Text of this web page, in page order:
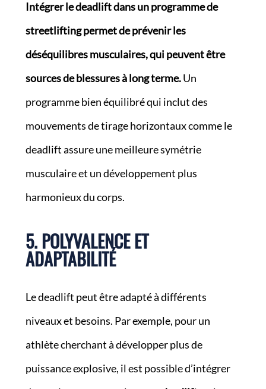
Intégrer le deadlift dans un programme de
streetlifting permet de prévenir les
déséquilibres musculaires, qui peuvent être
sources de blessures à long terme.Un
programme bien équilibré qui inclut des
mouvements de tirage horizontaux comme le
deadlift assure une meilleure symétrie
musculaire et un développement plus
harmonieux du corps.
5. POLYVALENCE ET
ADAPTABILITÉ
Le deadlift peut être adapté à différents
niveaux et besoins. Par exemple, pour un
athlète cherchant à développer plus de
puissance explosive, il est possible d’intégrer